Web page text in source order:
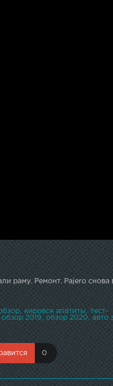
раму. Ремонт. Pajero снова
кировск апатиты
тест-
обзор 2019 обзор 2020
авто
0